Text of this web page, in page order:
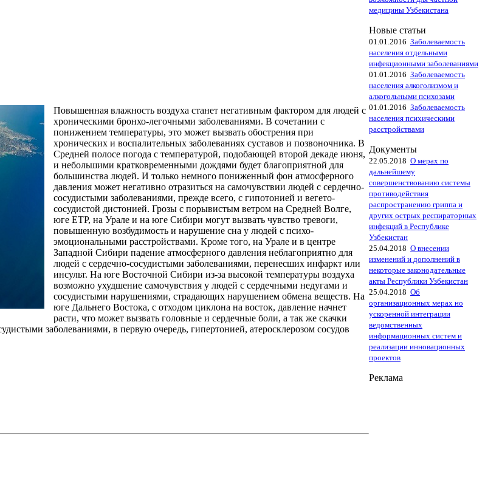
Повышенная влажность воздуха станет негативным фактором для людей с
хроническими бронхо-легочными заболеваниями. В сочетании с
понижением температуры, это может вызвать обострения при
хронических и воспалительных заболеваниях суставов и позвоночника. В
Средней полосе погода с температурой, подобающей второй декаде июня,
и небольшими кратковременными дождями будет благоприятной для
большинства людей. И только немного пониженный фон атмосферного
давления может негативно отразиться на самочувствии людей с сердечно-
сосудистыми заболеваниями, прежде всего, с гипотонией и вегето-
сосудистой дистонией. Грозы с порывистым ветром на Средней Волге,
юге ЕТР, на Урале и на юге Сибири могут вызвать чувство тревоги,
повышенную возбудимость и нарушение сна у людей с психо-
эмоциональными расстройствами. Кроме того, на Урале и в центре
Западной Сибири падение атмосферного давления неблагоприятно для
людей с сердечно-сосудистыми заболеваниями, перенесших инфаркт или
инсульт. На юге Восточной Сибири из-за высокой температуры воздуха
возможно ухудшение самочувствия у людей с сердечными недугами и
сосудистыми нарушениями, страдающих нарушением обмена веществ. На
юге Дальнего Востока, с отходом циклона на восток, давление начнет
расти, что может вызвать головные и сердечные боли, а так же скачки
заболеваниями, в первую очередь, гипертонией, атеросклерозом сосудов
медицины Узбекистана
Новые статьи
01.01.2016 Заболеваемость
населения отдельными
инфекционными заболеваниями
01.01.2016 Заболеваемость
населения алкоголизмом и
алкогольными психозами
01.01.2016 Заболеваемость
населения психическими
расстройствами
Документы
22.05.2018 О мерах по
дальнейшему
совершенствованию системы
противодействия
распространению гриппа и
других острых респираторных
инфекций в Республике
Узбекистан
25.04.2018 О внесении
изменений и дополнений в
некоторые законодательные
акты Республики Узбекистан
25.04.2018 Об
организационных мерах но
ускоренной интеграции
ведомственных
информационных систем и
реализации инновационных
проектов
Реклама